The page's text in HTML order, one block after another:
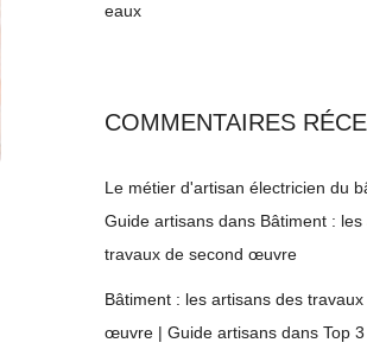
eaux
COMMENTAIRES
Le métier d'artisan électricien du
Guide artisans dans Bâtiment :
travaux de second œuvre
Bâtiment : les artisans des
œuvre | Guide artisans dans Top